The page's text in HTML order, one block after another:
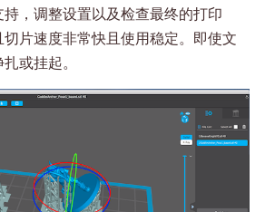
，调整设置以及检查最终的打印
片速度非常快且使用稳定。即使文
或挂起。